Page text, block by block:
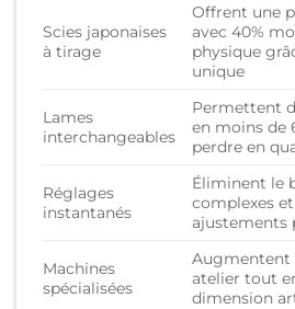
Scies japonaises
à tirage
Offrent une
avec 40%
physique
unique
Lames
interchangeables
Permettent
en moins de
perdre en
Réglages
instantanés
Éliminent le
complexes
ajustements
Machines
spécialisées
Augmentent
atelier tout
dimension